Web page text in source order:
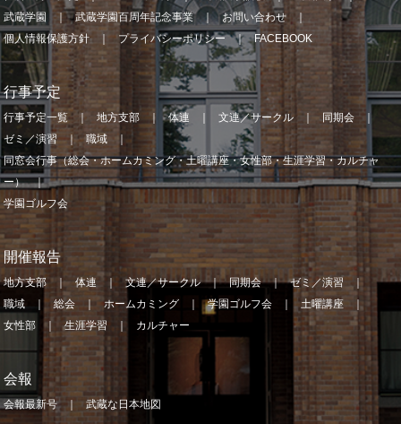
武蔵学園
武蔵学園百周年記念事業
お問い合わせ
個人情報保護方針
プライバシーポリシー FACEBOOK
行事予定
行事予定一覧 地方支部 体連 文連／サークル
同期会
ゼミ／演習
職域
同窓会行事（総会・ホームカミング・土曜講座・女性部・生涯学習・カルチャ
ー）
学園ゴルフ会
開催報告
地方支部 体連 文連／サークル 同期会
ゼミ／演習
職域
総会 ホームカミング 学園ゴルフ会
土曜講座
女性部
生涯学習 カルチャー
会報
会報最新号 武蔵な日本地図